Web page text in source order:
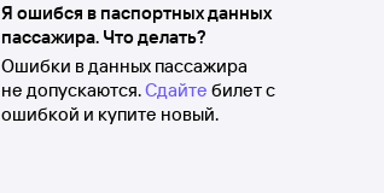
Я ошибся в паспортных данных
пассажира. Что делать?
Ошибки в данных пассажира
не допускаются.Сдайте билет с
ошибкой и купите новый.